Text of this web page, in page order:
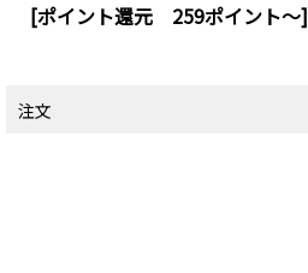
[ポイント還元 259ポイント～]
注文